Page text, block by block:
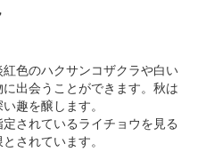
色のハクサンコザクラや白い
出会うことができます。秋は
趣を醸します。
されているライチョウを見る
されています。